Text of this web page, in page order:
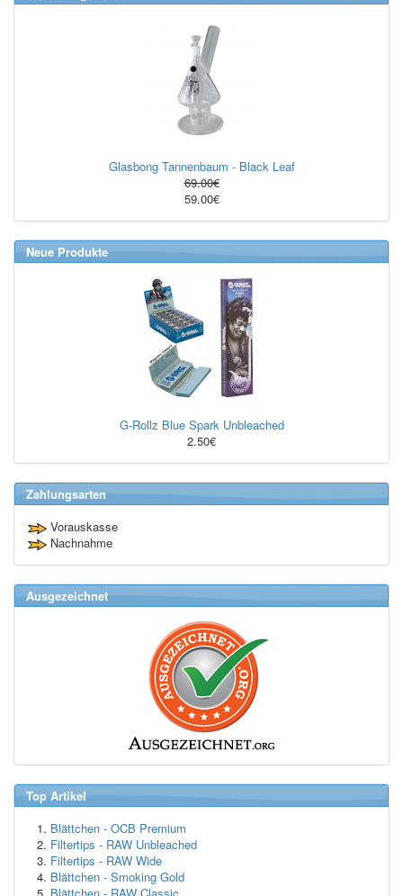
Glasbong Tannenbaum - Black Leaf
69.00€
59.00€
Neue Produkte
G-Rollz Blue Spark Unbleached
2.50€
Zahlungsarten
Vorauskasse
Nachnahme
Ausgezeichnet
Top Artikel
Blättchen - OCB Premium
Filtertips - RAW Unbleached
Filtertips - RAW Wide
Blättchen - Smoking Gold